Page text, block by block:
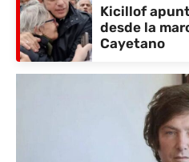
Kicillof
desde la
Cayetano